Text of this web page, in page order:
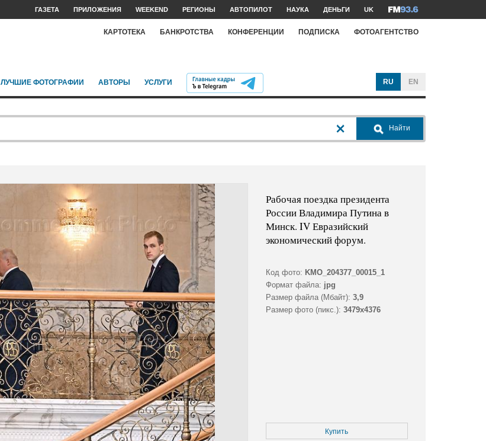
ГАЗЕТА ПРИЛОЖЕНИЯ WEEKEND РЕГИОНЫ АВТОПИЛОТ НАУКА ДЕНЬГИ UK
КАРТОТЕКА БАНКРОТСТВА КОНФЕРЕНЦИИ ПОДПИСКА ФОТОАГЕНТСТВО
ЛУЧШИЕ ФОТОГРАФИИ АВТОРЫ УСЛУГИ RU EN
Найти
Рабочая поездка президента
России Владимира Путина в
Минск. IV Евразийский
экономический форум.
Код фото: KMO_204377_00015_1
Формат файла: jpg
Размер файла (Мбайт): 3,9
Размер фото (пикс.): 3479x4376
Купить